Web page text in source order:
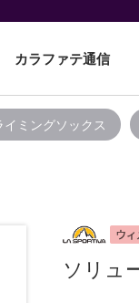
カラファテ通信
イミングソックス
ソリュ